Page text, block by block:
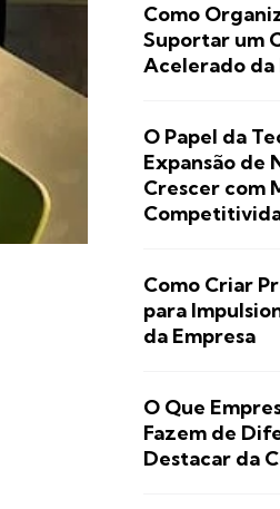
Como
Suportar um
Acelerado da
O Papel da
Expansão de
Crescer com
Como Criar
para
da Empresa
O Que
Fazem de
Destacar da